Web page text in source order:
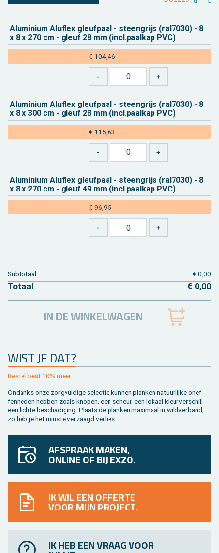
Alu­mi­ni­um Alu­flex gleuf­paal - steen­grijs (ral7030) - 8
x 8 x 270 cm - gleuf 28 mm (incl.​paalkap PVC)
€ 104,46
Alu­mi­ni­um Alu­flex gleuf­paal - steen­grijs (ral7030) - 8
x 8 x 300 cm - gleuf 28 mm (incl.​paalkap PVC)
€ 115,63
Alu­mi­ni­um Alu­flex gleuf­paal - steen­grijs (ral7030) - 8
x 8 x 270 cm - gleuf 49 mm (incl.​paalkap PVC)
€ 96,95
WIST JE DAT?
Be­stel best 10% meer.
On­danks onze zorg­vul­di­ge se­lec­tie kun­nen plan­ken na­tuur­lij­ke on­ef­
fen­he­den heb­ben zoals kno­pen, een scheur, een lo­kaal kleur­ver­schil,
een lich­te be­scha­di­ging. Plaats de plan­ken maxi­maal in wild­ver­band,
zo heb je het min­ste ver­zaagd ver­lies.
Sub­to­taal € 0,00
To­taal € 0,00
IN DE WINKELWAGEN
AFSPRAAK MAKEN,
ONLINE OF BIJ EXZO.
IK WIL EEN OFFERTE
VOOR MIJN PROJECT.
IK HEB EEN VRAAG VOOR